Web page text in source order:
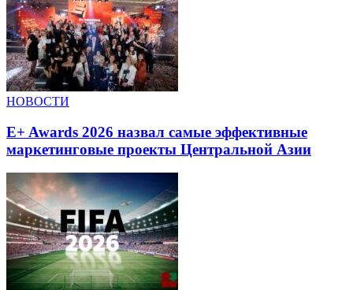
НОВОСТИ
E+ Awards 2026 назвал самые эффективные
маркетинговые проекты Центральной Азии